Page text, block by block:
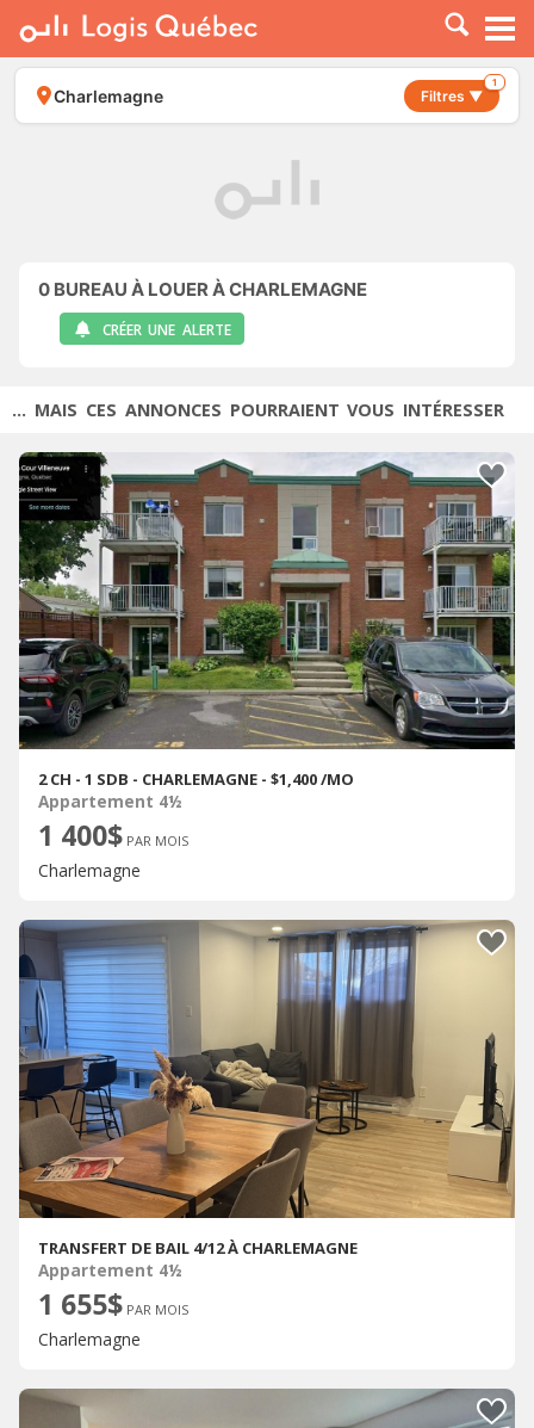
À LOUER
À VENDRE
PLACER UNE ANNONCE
Charlemagne Filtres ▼
1
0 BUREAU À LOUER À CHARLEMAGNE
CRÉER UNE ALERTE
... MAIS CES ANNONCES POURRAIENT VOUS INTÉRESSER
2 CH - 1 SDB - CHARLEMAGNE - $1,400 /MO
Appartement 4½
1 400$ PAR MOIS
Charlemagne
TRANSFERT DE BAIL 4/12 À CHARLEMAGNE
Appartement 4½
1 655$ PAR MOIS
Charlemagne